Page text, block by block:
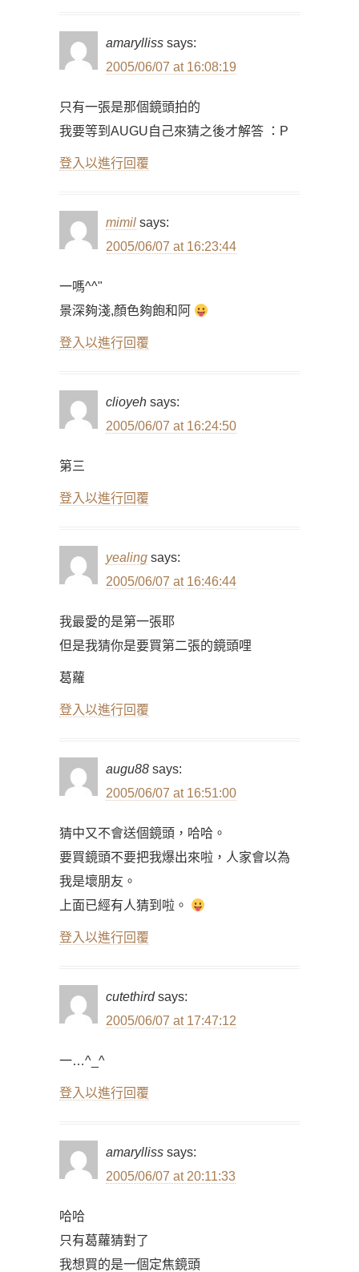
amarylliss says:
2005/06/07 at 16:08:19
只有一張是那個鏡頭拍的
我要等到AUGU自己來猜之後才解答 ：P
登入以進行回覆
mimil says:
2005/06/07 at 16:23:44
一嗎^^"
景深夠淺,顏色夠飽和阿
登入以進行回覆
clioyeh says:
2005/06/07 at 16:24:50
第三
登入以進行回覆
yealing says:
2005/06/07 at 16:46:44
我最愛的是第一張耶
但是我猜你是要買第二張的鏡頭哩
葛蘿
登入以進行回覆
augu88 says:
2005/06/07 at 16:51:00
猜中又不會送個鏡頭，哈哈。
要買鏡頭不要把我爆出來啦，人家會以為
我是壞朋友。
上面已經有人猜到啦。
登入以進行回覆
cutethird says:
2005/06/07 at 17:47:12
一…^_^
登入以進行回覆
amarylliss says:
2005/06/07 at 20:11:33
哈哈
只有葛蘿猜對了
我想買的是一個定焦鏡頭